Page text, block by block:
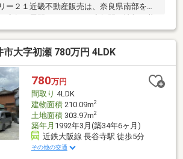
ー２１近畿不動産販売は、奈良県南部を中
ープでは、南は和歌山県橋本市から奈良県
市・北葛城郡他、幅広いエリアをカバーし
件情報を発信しております。安心してお任
、物件を見るだけでも大歓迎です！ 時間を
はどんな家なのか、一緒に探して行きまし
ちしております◆
市大字初瀬 780万円 4LDK
780万円
間取り 4LDK
建物面積210.09m2
土地面積303.97m2
築年月 1992年3月(築34年6ヶ月)
近鉄大阪線 長谷寺駅 徒歩5分
その他の交通